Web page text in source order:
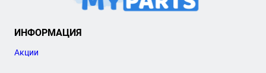
ИНФОРМАЦИЯ
Акции